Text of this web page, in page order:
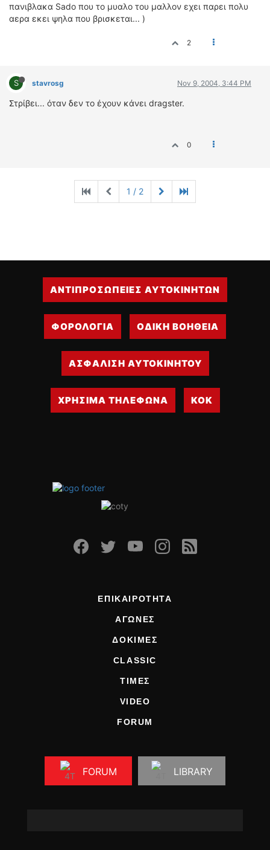
πανιβλακα Sado που το μυαλο του μαλλον εχει παρει πολυ
αερα εκει ψηλα που βρισκεται... )
2
S stavrosg Nov 9, 2004, 3:44 PM
Στρίβει... όταν δεν το έχουν κάνει dragster.
0
1 / 2
ΑΝΤΙΠΡΟΣΩΠΕΙΕΣ ΑΥΤΟΚΙΝΗΤΩΝ
ΦΟΡΟΛΟΓΙΑ ΟΔΙΚΗ ΒΟΗΘΕΙΑ
ΑΣΦΑΛΙΣΗ ΑΥΤΟΚΙΝΗΤΟΥ
ΧΡΗΣΙΜΑ ΤΗΛΕΦΩΝΑ ΚΟΚ
ΕΠΙΚΑΙΡΟΤΗΤΑ
ΑΓΩΝΕΣ
ΔΟΚΙΜΕΣ
CLASSIC
ΤΙΜΕΣ
VIDEO
FORUM
FORUM LIBRARY